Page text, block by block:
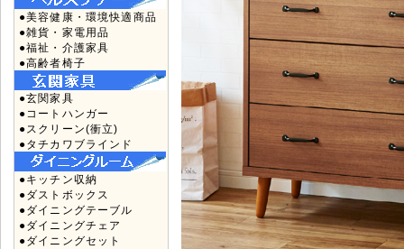
●美容健康・環境快適商品
●雑貨・家電用品
●福祉・介護家具
●高齢者椅子
●玄関家具
●コートハンガー
●スクリーン(衝立)
●タチカワブラインド
●キッチン収納
●ダストボックス
●ダイニングテーブル
●ダイニングチェア
●ダイニングセット